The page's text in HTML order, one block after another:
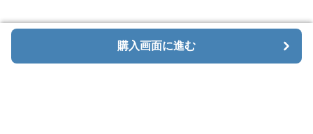
購入画面に進む
購入画面に進む